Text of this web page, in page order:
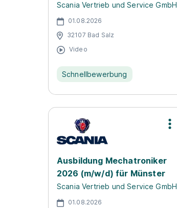
Scania Vertrieb und Service GmbH
01.08.2026
32107 Bad Salz
Video
Schnellbewerbung
Ausbildung Mechatroniker
2026 (m/w/d) für Münster
Scania Vertrieb und Service GmbH
01.08.2026